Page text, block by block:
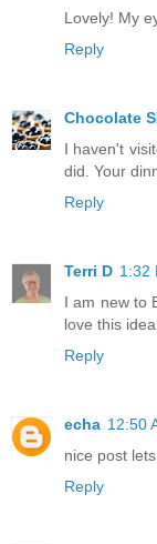
Lovely! My
Reply
Chocolate
I haven't
did. Your
Reply
Terri D 1:32
I am new to
love this
Reply
echa 12:50
nice post
Reply